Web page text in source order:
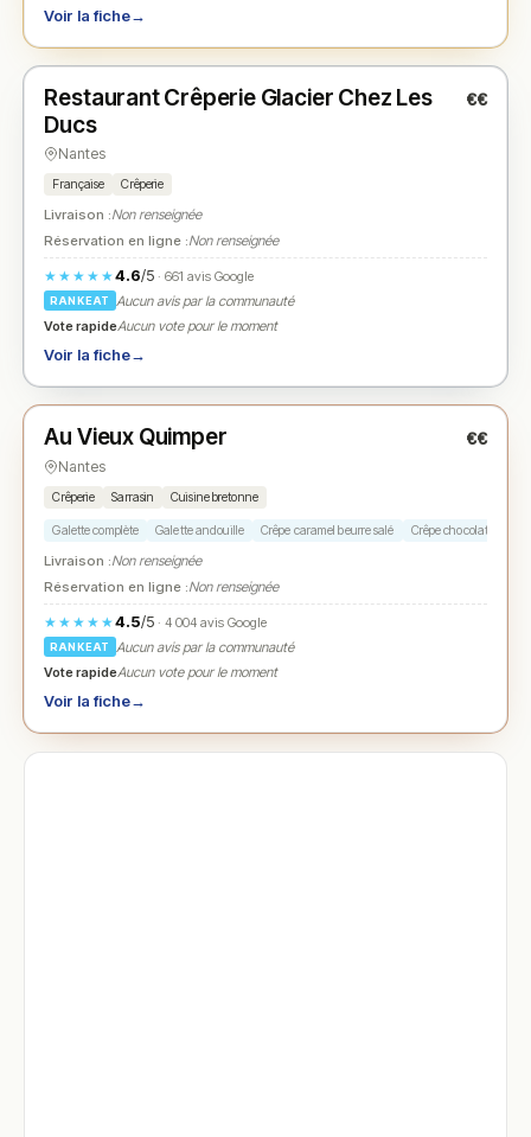
Voir la fiche→
★ N° 2
Restaurant Crêperie Glacier Chez Les
Ducs
€€
Nantes
Française Crêperie
Livraison :Non renseignée
Réservation en ligne :Non renseignée
★★★★★4.6/5· 661 avis Google
RANKEAT
Aucun avis par la communauté
Vote rapideAucun vote pour le moment
Voir la fiche→
★ N° 3
Au Vieux Quimper €€
Nantes
Crêperie Sarrasin Cuisine bretonne
Galette complète Galette andouille Crêpe caramel beurre salé Crêpe chocolat blanc
Livraison :Non renseignée
Réservation en ligne :Non renseignée
★★★★★4.5/5· 4 004 avis Google
RANKEAT
Aucun avis par la communauté
Vote rapideAucun vote pour le moment
Voir la fiche→